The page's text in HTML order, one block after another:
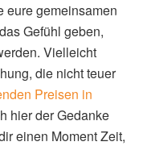
eure gemeinsamen
Gefühl geben,
Vielleicht
die nicht teuer
Preisen in
hier der Gedanke
einen Moment Zeit,